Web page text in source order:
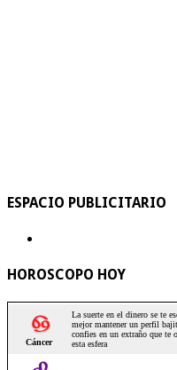
ESPACIO PUBLICITARIO
HOROSCOPO HOY